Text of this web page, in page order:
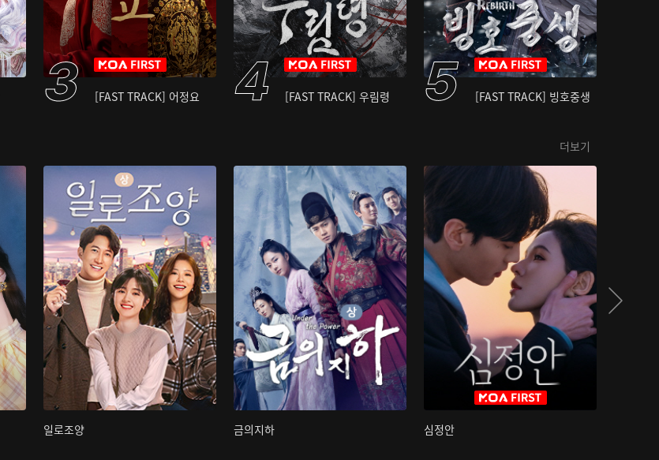
[FAST TRACK] 어정요 [FAST TRACK] 우림령 [FAST TRACK] 빙호중생
더보기
일로조양 금의지하 심정안